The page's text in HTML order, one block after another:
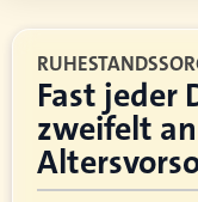
Fast jeder
zweifelt